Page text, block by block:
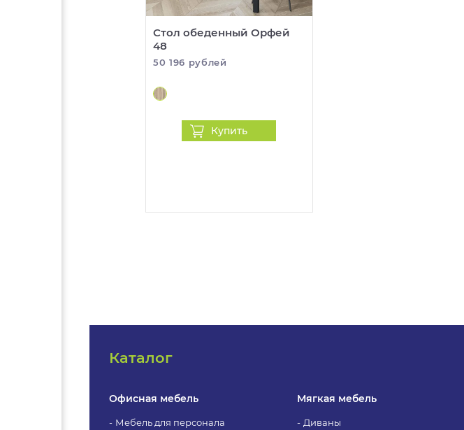
Стол обеденный Орфей
48
50 196 рублей
Купить
Каталог
Офисная мебель
Мебель для персонала
Мягкая мебель
Диваны